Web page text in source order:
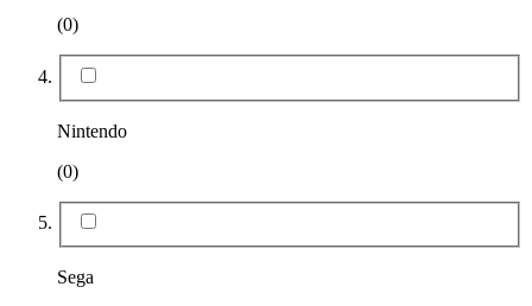
(0)
Nintendo
(0)
Sega